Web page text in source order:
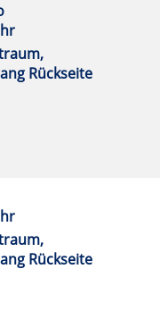
Rückseite
Rückseite